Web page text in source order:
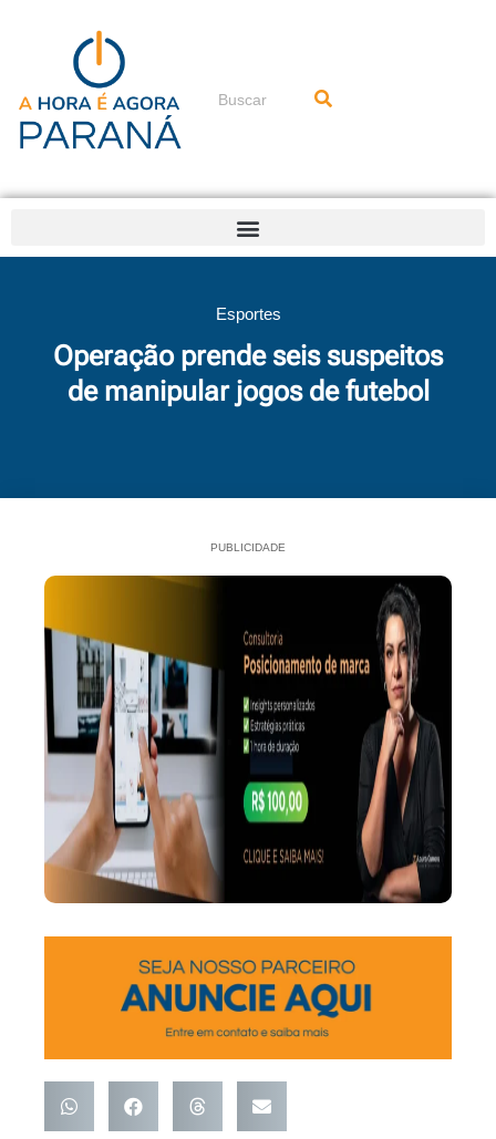
conteúdo
Pesquisar
Esportes
Operação prende seis suspeitos
de manipular jogos de futebol
PUBLICIDADE